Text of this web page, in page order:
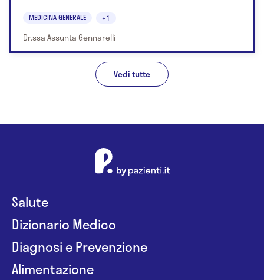
MEDICINA GENERALE +1
Dr.ssa Assunta Gennarelli
Vedi tutte
Salute
Dizionario Medico
Diagnosi e Prevenzione
Alimentazione